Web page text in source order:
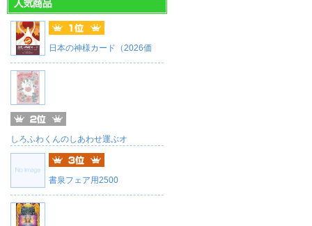
日本の神様カード（2026価
しろふわくんのしあわせ運ぶオ
書泉フェア用2500